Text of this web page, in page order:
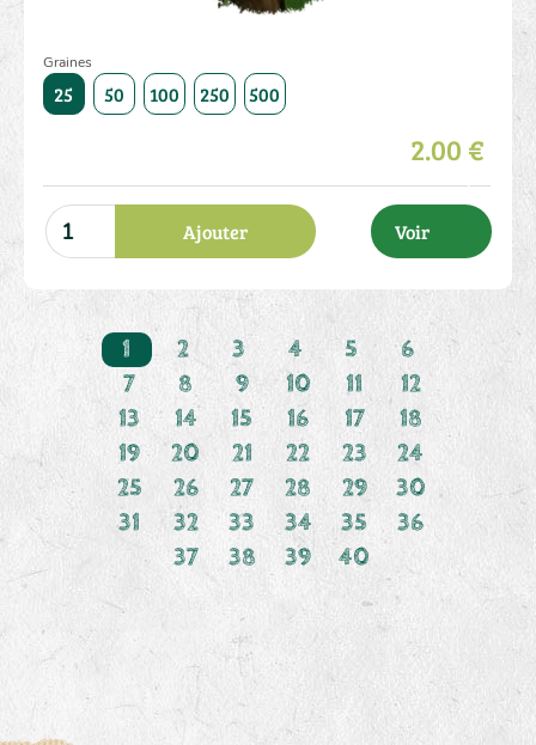
Graines
25 50 100 250 500
2.00 €
Ajouter Voir
1 2 3 4 5
6
7
8 9 10 11
12
13
14 15 16 17
18
19
20 21 22 23
24
25
26 27 28 29
30
31
32 33 34 35
36
37
38 39 40